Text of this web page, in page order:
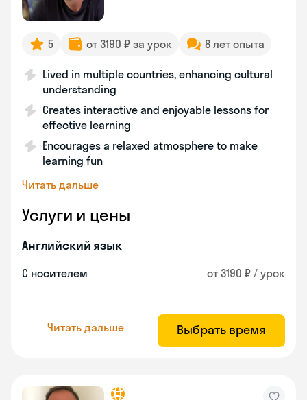
5 от 3190 ₽ за урок 8 лет опыта
Lived in multiple countries, enhancing cultural
understanding
Creates interactive and enjoyable lessons for
effective learning
Encourages a relaxed atmosphere to make
learning fun
Читать дальше
Услуги и цены
Английский язык
С носителем от 3190 ₽ / урок
Читать дальше Выбрать время